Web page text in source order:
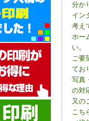
分か
イン
考え
ホー
い。
ご要
てお
写真
の対
又の
こち